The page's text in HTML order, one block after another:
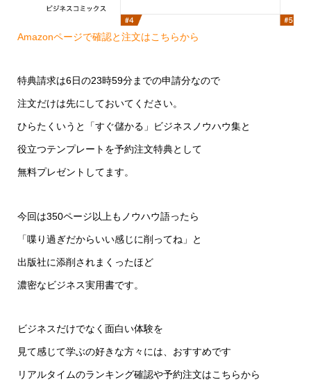
Amazonページで確認と注文はこちらから
特典請求は6日の23時59分までの申請分なので
注文だけは先にしておいてください。
ひらたくいうと「すぐ儲かる」ビジネスノウハウ集と
役立つテンプレートを予約注文特典として
無料プレゼントしてます。
今回は350ページ以上もノウハウ語ったら
「喋り過ぎだからいい感じに削ってね」と
出版社に添削されまくったほど
濃密なビジネス実用書です。
ビジネスだけでなく面白い体験を
見て感じて学ぶの好きな方々には、おすすめです
リアルタイムのランキング確認や予約注文はこちらから